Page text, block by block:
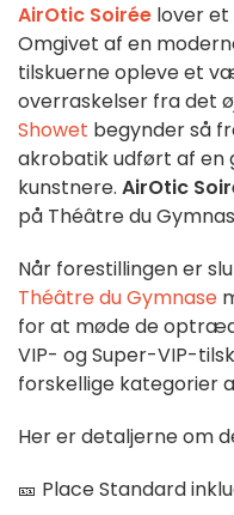
AirOtic Soirée lover et
Omgivet af en
tilskuerne opleve et
overraskelser fra det
Showet begynder så
akrobatik udført af en
kunstnere. AirOtic
på Théâtre du
Når forestillingen er
Théâtre du Gymnase
for at møde de
VIP- og Super-VIP-
forskellige kategorier
Her er detaljerne om
🎫 Place Standard